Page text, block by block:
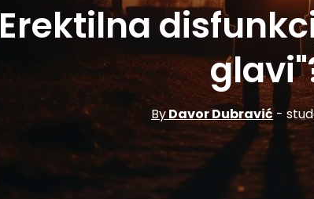
Erektilna
ByDavor Dubravić -